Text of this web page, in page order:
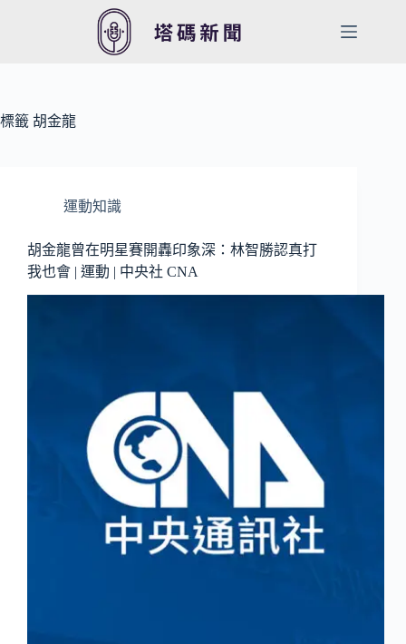
容
標籤 胡金龍
運動知識
胡金龍曾在明星賽開轟印象深：林智勝認真打
我也會 | 運動 | 中央社 CNA